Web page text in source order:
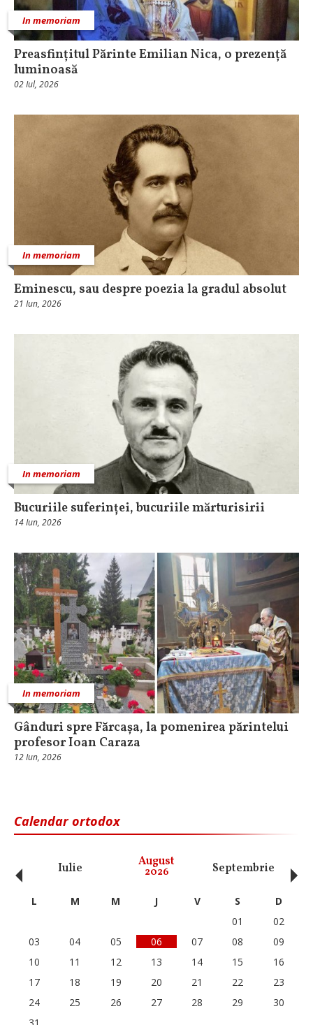
In memoriam
Preasfințitul Părinte Emilian Nica, o prezență
luminoasă
02 Iul, 2026
In memoriam
Eminescu, sau despre poezia la gradul absolut
21 Iun, 2026
In memoriam
Bucuriile suferinței, bucuriile mărturisirii
14 Iun, 2026
In memoriam
Gânduri spre Fărcașa, la pomenirea părintelui
profesor Ioan Caraza
12 Iun, 2026
Calendar ortodox
Iulie August
2026 Septembrie
‹ L M M J V S
D
01
02
03
04 05 06 07 08
09
10
11 12 13 14 15
16
17
18 19 20 21 22
23
24
25 26 27 28 29
30
31